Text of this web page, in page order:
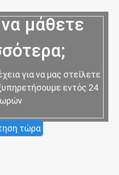
μάθετε
για να μας στείλετε
εντός 24
ωρών
τώρα